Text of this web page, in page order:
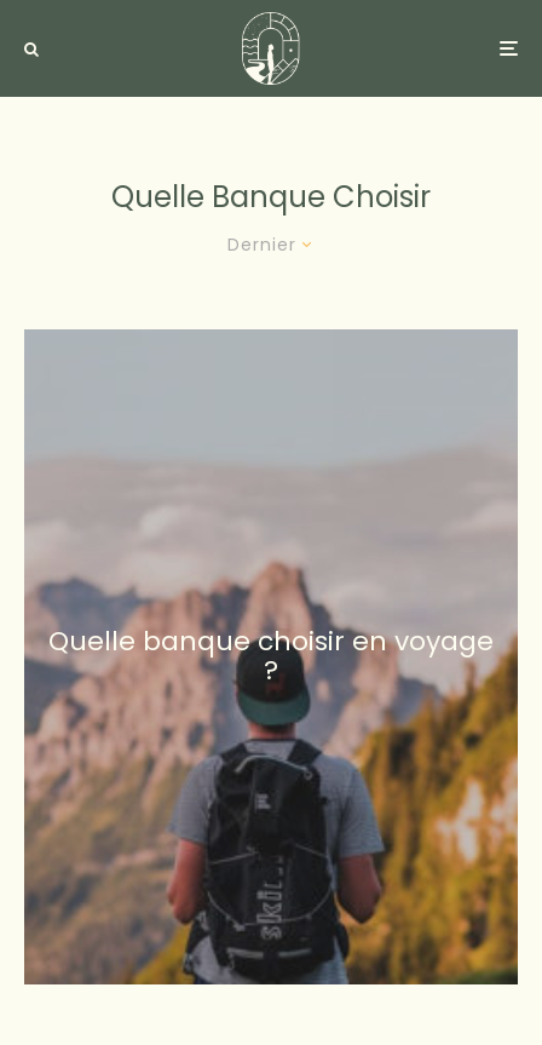
Quelle Banque Choisir
Dernier
Quelle banque choisir en voyage
?